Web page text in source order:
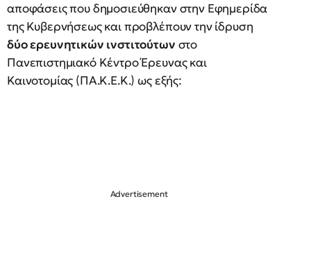
αποφάσεις που δημοσιεύθηκαν στην Εφημερίδα
της Κυβερνήσεως και προβλέπουν την ίδρυση
δύο ερευνητικών ινστιτούτων στο
Πανεπιστημιακό Κέντρο Έρευνας και
Καινοτομίας (ΠΑ.Κ.Ε.Κ.) ως εξής: